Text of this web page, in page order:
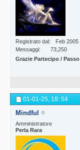
Registrato dal
Feb 2005
Messaggi
73,250
Grazie Partecipo / Passo
01-01-25, 18: 54
Mindful
Amministratore
Perla Rara